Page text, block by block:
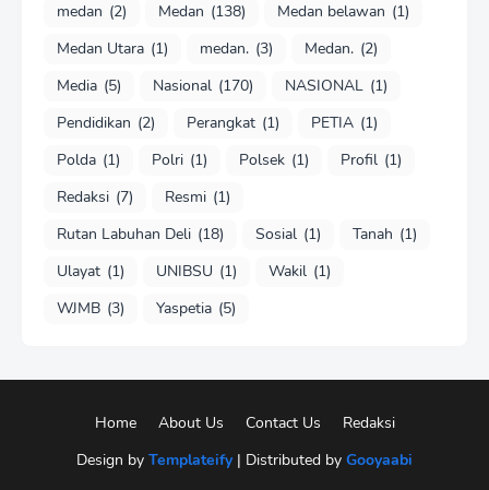
medan (2) Medan (138) Medan belawan (1)
Medan Utara (1) medan. (3) Medan. (2)
Media (5) Nasional (170) NASIONAL (1)
Pendidikan (2) Perangkat (1) PETIA (1)
Polda (1) Polri (1) Polsek (1) Profil (1)
Redaksi (7) Resmi (1)
Rutan Labuhan Deli (18) Sosial (1) Tanah (1)
Ulayat (1) UNIBSU (1) Wakil (1)
WJMB (3) Yaspetia (5)
Design by Templateify | Distributed by Gooyaabi
Home About Us Contact Us Redaksi